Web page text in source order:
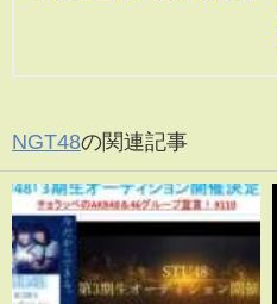
NGT48の関連記事